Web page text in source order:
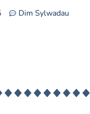
Dim Sylwadau